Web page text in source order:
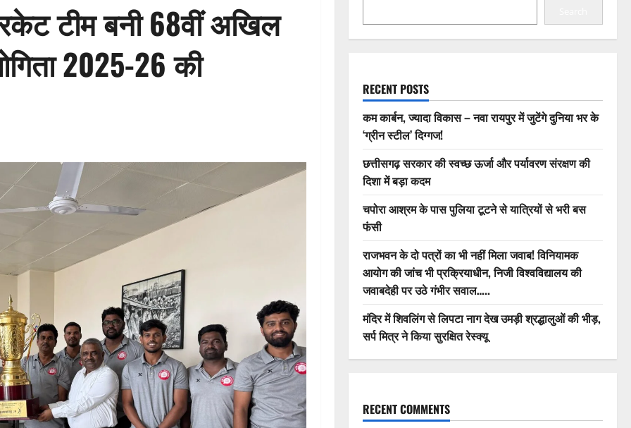
टीम बनी 68वीं अखिल
2025-26 की
RECENT POSTS
कम कार्बन, ज्यादा विकास – नवा रायपुर में जुटेंगे दुनिया भर के
‘ग्रीन स्टील’ दिग्गज!
छत्तीसगढ़ सरकार की स्वच्छ ऊर्जा और पर्यावरण संरक्षण की
दिशा में बड़ा कदम
चपोरा आश्रम के पास पुलिया टूटने से यात्रियों से भरी बस
फंसी
राजभवन के दो पत्रों का भी नहीं मिला जवाब! विनियामक
आयोग की जांच भी प्रक्रियाधीन, निजी विश्वविद्यालय की
जवाबदेही पर उठे गंभीर सवाल…..
मंदिर में शिवलिंग से लिपटा नाग देख उमड़ी श्रद्धालुओं की भीड़,
सर्प मित्र ने किया सुरक्षित रेस्क्यू
RECENT COMMENTS